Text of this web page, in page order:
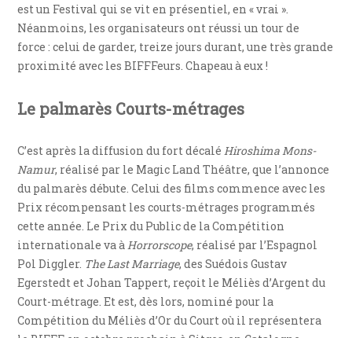
est un Festival qui se vit en présentiel, en « vrai ».
Néanmoins, les organisateurs ont réussi un tour de
force : celui de garder, treize jours durant, une très grande
proximité avec les BIFFFeurs. Chapeau à eux !
Le palmarès Courts-métrages
C’est après la diffusion du fort décaléHiroshima Mons-
Namur, réalisé par le Magic Land Théâtre, que l’annonce
du palmarès débute. Celui des films commence avec les
Prix récompensant les courts-métrages programmés
cette année. Le Prix du Public de la Compétition
internationale va àHorrorscope, réalisé par l’Espagnol
Pol Diggler. The Last Marriage, des Suédois Gustav
Egerstedt et Johan Tappert, reçoit le Méliès d’Argent du
Court-métrage. Et est, dès lors, nominé pour la
Compétition du Méliès d’Or du Court où il représentera